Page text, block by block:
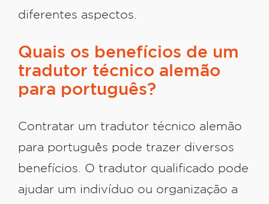
diferentes aspectos.
Quais os benefícios de um
tradutor técnico alemão
para português?
Contratar um tradutor técnico alemão
para português pode trazer diversos
benefícios. O tradutor qualificado pode
ajudar um indivíduo ou organização a